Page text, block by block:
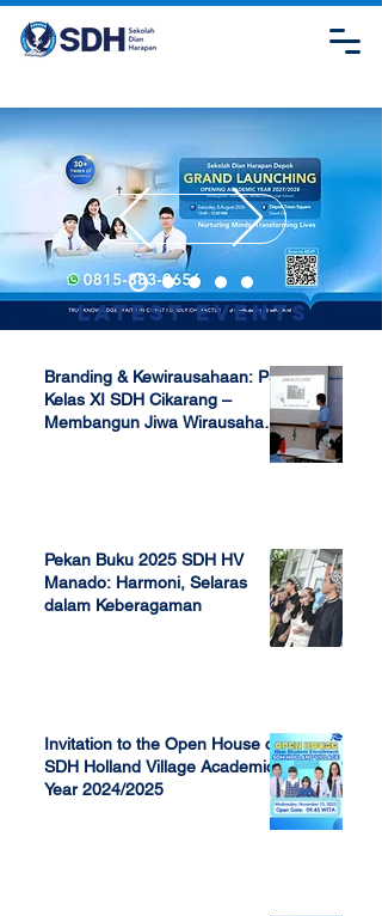
Latest Events
Branding & Kewirausahaan: P5
Kelas XI SDH Cikarang –
Membangun Jiwa Wirausaha
Pekan Buku 2025 SDH HV
Manado: Harmoni, Selaras
dalam Keberagaman
Invitation to the Open House of
SDH Holland Village Academic
Year 2024/2025